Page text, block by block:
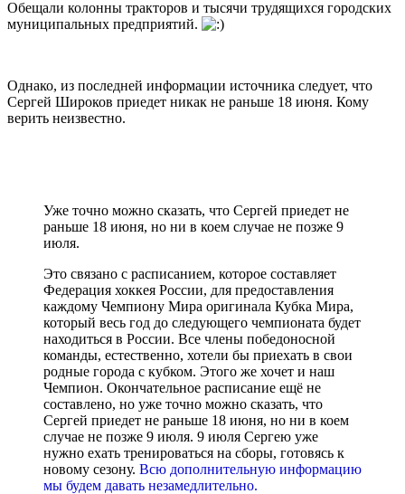
Обещали колонны тракторов и тысячи трудящихся городских
муниципальных предприятий.
Однако, из последней информации источника следует, что
Сергей Широков приедет никак не раньше 18 июня. Кому
верить неизвестно.
Уже точно можно сказать, что Сергей приедет не
раньше 18 июня, но ни в коем случае не позже 9
июля.
Это связано с расписанием, которое составляет
Федерация хоккея России, для предоставления
каждому Чемпиону Мира оригинала Кубка Мира,
который весь год до следующего чемпионата будет
находиться в России. Все члены победоносной
команды, естественно, хотели бы приехать в свои
родные города с кубком. Этого же хочет и наш
Чемпион. Окончательное расписание ещё не
составлено, но уже точно можно сказать, что
Сергей приедет не раньше 18 июня, но ни в коем
случае не позже 9 июля. 9 июля Сергею уже
нужно ехать тренироваться на сборы, готовясь к
новому сезону. Всю дополнительную информацию
мы будем давать незамедлительно.